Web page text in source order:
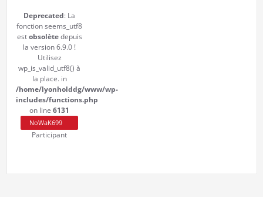
Deprecated: La
fonction seems_utf8
estobsolètedepuis
la version 6.9.0 !
Utilisez
wp_is_valid_utf8() à
la place. in
/home/lyonholddg/www/wp-
includes/functions.php
on line 6131
NoWaK699
Participant